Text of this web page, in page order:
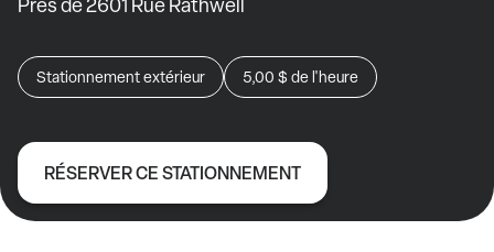
Stationnement extérieur 5,00 $ de l'heure
RÉSERVER CE STATIONNEMENT